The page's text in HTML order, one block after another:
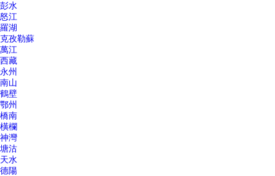
彭水
怒江
羅湖
克孜勒蘇
萬江
西藏
永州
南山
鶴壁
鄂州
橋南
橫欄
神灣
塘沽
天水
德陽